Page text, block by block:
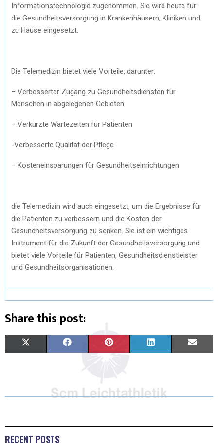
Informationstechnologie zugenommen. Sie wird heute für
die Gesundheitsversorgung in Krankenhäusern, Kliniken und
zu Hause eingesetzt.
Die Telemedizin bietet viele Vorteile, darunter:
– Verbesserter Zugang zu Gesundheitsdiensten für
Menschen in abgelegenen Gebieten
– Verkürzte Wartezeiten für Patienten
-Verbesserte Qualität der Pflege
– Kosteneinsparungen für Gesundheitseinrichtungen
die Telemedizin wird auch eingesetzt, um die Ergebnisse für
die Patienten zu verbessern und die Kosten der
Gesundheitsversorgung zu senken. Sie ist ein wichtiges
Instrument für die Zukunft der Gesundheitsversorgung und
bietet viele Vorteile für Patienten, Gesundheitsdienstleister
und Gesundheitsorganisationen.
Share this post:
W E T K I
RECENT POSTS